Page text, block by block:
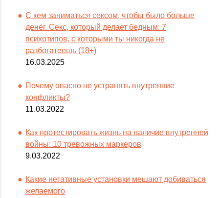
С кем заниматься сексом, чтобы было больше
денег. Секс, который делает бедным: 7
психотипов, с которыми ты никогда не
разбогатеешь (18+)
16.03.2025
Почему опасно не устранять внутренние
конфликты?
11.03.2022
Как протестировать жизнь на наличие внутренней
войны: 10 тревожных маркеров
9.03.2022
Какие негативные установки мешают добиваться
желаемого